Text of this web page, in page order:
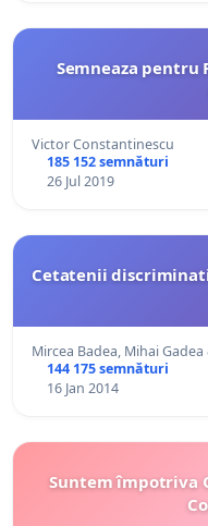
Semneaza pentru
Victor Constantinescu
185 152 semnături
26 Jul 2019
Cetatenii
Mircea Badea, Mihai
144 175 semnături
16 Jan 2014
Suntem împotriva